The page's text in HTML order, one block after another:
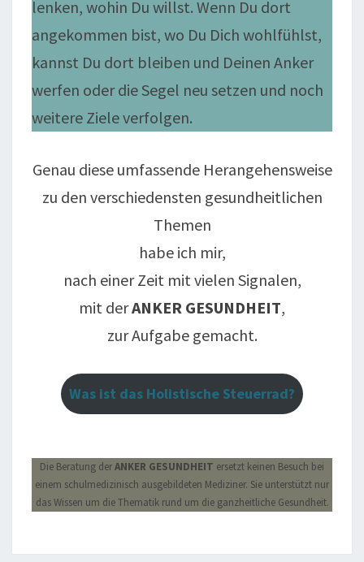
lenken, wohin Du willst. Wenn Du dort
angekommen bist, wo Du Dich wohlfühlst,
kannst Du dort bleiben und Deinen Anker
werfen oder die Segel neu setzen und noch
weitere Ziele verfolgen.
Genau diese umfassende Herangehensweise
zu den verschiedensten gesundheitlichen
Themen
habe ich mir,
nach einer Zeit mit vielen Signalen,
mit derANKER GESUNDHEIT,
zur Aufgabe gemacht.
Was ist das Holistische Steuerrad?
Die Beratung derANKER GESUNDHEIT ersetzt keinen Besuch bei
einem schulmedizinisch ausgebildeten Mediziner. Sie unterstützt nur
das Wissen um die Thematik rund um die ganzheitliche Gesundheit.